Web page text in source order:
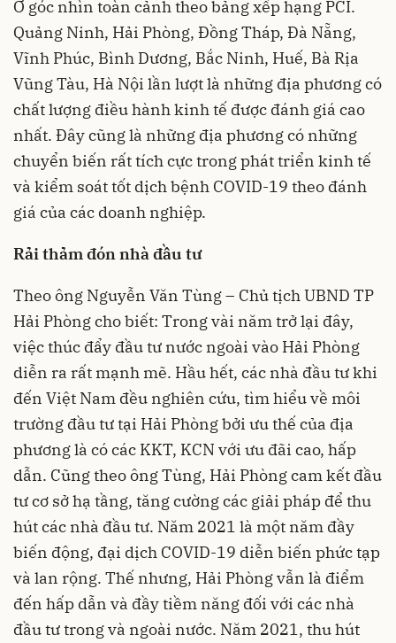
Ở góc nhìn toàn cảnh theo bảng xếp hạng PCI.
Quảng Ninh, Hải Phòng, Đồng Tháp, Đà Nẵng,
Vĩnh Phúc, Bình Dương, Bắc Ninh, Huế, Bà Rịa
Vũng Tàu, Hà Nội lần lượt là những địa phương có
chất lượng điều hành kinh tế được đánh giá cao
nhất. Đây cũng là những địa phương có những
chuyển biến rất tích cực trong phát triển kinh tế
và kiểm soát tốt dịch bệnh COVID-19 theo đánh
giá của các doanh nghiệp.
Rải thảm đón nhà đầu tư
Theo ông Nguyễn Văn Tùng – Chủ tịch UBND TP
Hải Phòng cho biết: Trong vài năm trở lại đây,
việc thúc đẩy đầu tư nước ngoài vào Hải Phòng
diễn ra rất mạnh mẽ. Hầu hết, các nhà đầu tư khi
đến Việt Nam đều nghiên cứu, tìm hiểu về môi
trường đầu tư tại Hải Phòng bởi ưu thế của địa
phương là có các KKT, KCN với ưu đãi cao, hấp
dẫn. Cũng theo ông Tùng, Hải Phòng cam kết đầu
tư cơ sở hạ tầng, tăng cường các giải pháp để thu
hút các nhà đầu tư. Năm 2021 là một năm đầy
biến động, đại dịch COVID-19 diễn biến phức tạp
và lan rộng. Thế nhưng, Hải Phòng vẫn là điểm
đến hấp dẫn và đầy tiềm năng đối với các nhà
đầu tư trong và ngoài nước. Năm 2021, thu hút